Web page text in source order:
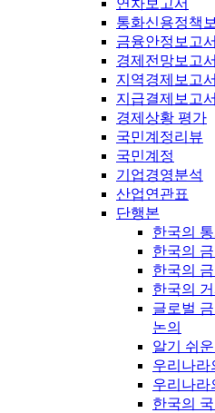
연차보고서
통화신용정책
금융안정보고서
경제전망보고서
지역경제보고서
지급결제보고서
경제상황 평가
국민계정리뷰
국민계정
기업경영분석
산업연관표
단행본
한국의
한국의
한국의
한국의
글로벌
논의
알기 쉬
우리나라
우리나라
한국의